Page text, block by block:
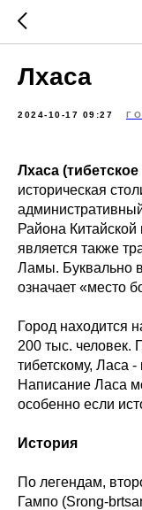
Лхаса
2024-10-17 09:27
Лхаса
историческая
Района
является также
Ламы. Буквально в
означает «место
Город находится
200 тыс. человек.
тибетскому, Ласа
Написание Ласа
особенно если
История
По легендам,
Гампо (Srong-